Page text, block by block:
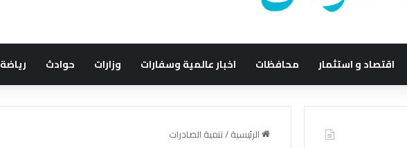
اقتصاد و استثمار محافظات اخبار عالمية وسفارات وزارات حوادث رياضة
الرئيسية/تنمية الصادرات